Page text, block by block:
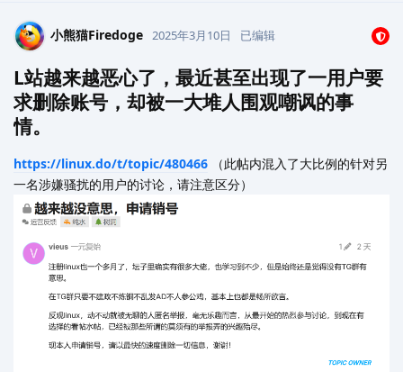
小熊猫Firedoge 2025年3月10日 已编辑
L站越来越恶心了，最近甚至出现了一用户要
求删除账号，却被一大堆人围观嘲讽的事
情。
https://linux.do/t/topic/480466 （此帖内混入了大比例的针对另
一名涉嫌骚扰的用户的讨论，请注意区分）